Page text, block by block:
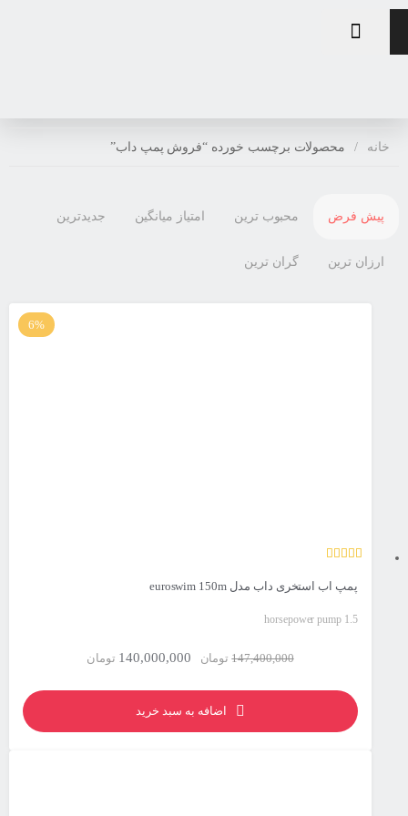
خانه محصولات برچسب خورده “فروش پمپ داب”
پیش فرض محبوب ترین امتیاز میانگین جدیدترین
ارزان ترین گران ترین
6%
پمپ اب استخری داب مدل euroswim 150m
horsepower pump 1.5
تومان 147,400,000 تومان 140,000,000
اضافه به سبد خرید